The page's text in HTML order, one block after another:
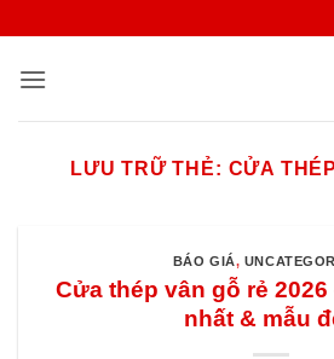
nội
LƯU TRỮ THẺ: CỬA
BÁO GIÁ,
Cửa thép vân gỗ rẻ
nhất & mẫu